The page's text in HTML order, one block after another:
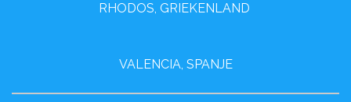
RHODOS, GRIEKENLAND
VALENCIA, SPANJE